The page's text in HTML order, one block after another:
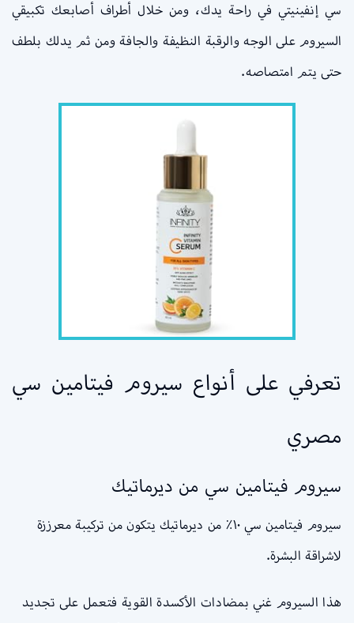
سي إنفينيتي في راحة يدك، ومن خلال أطراف أصابعك تكبيقي
السيروم على الوجه والرقبة النظيفة والجافة ومن ثم يدلك بلطف
حتى يتم امتصاصه.
تعرفي على أنواع سيروم فيتامين سي
مصري
سيروم فيتامين سي من ديرماتيك
سيروم فيتامين سي ١٠٪ من ديرماتيك يتكون من تركيبة معرززة
لاشراقة البشرة.
هذا السيروم غني بمضادات الأكسدة القوية فتعمل على تجديد